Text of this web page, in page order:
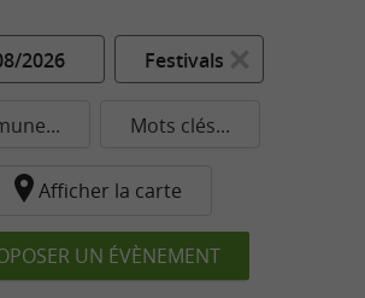
2026 Festivals
Mots clés...
Afficher la carte
UN ÉVÈNEMENT